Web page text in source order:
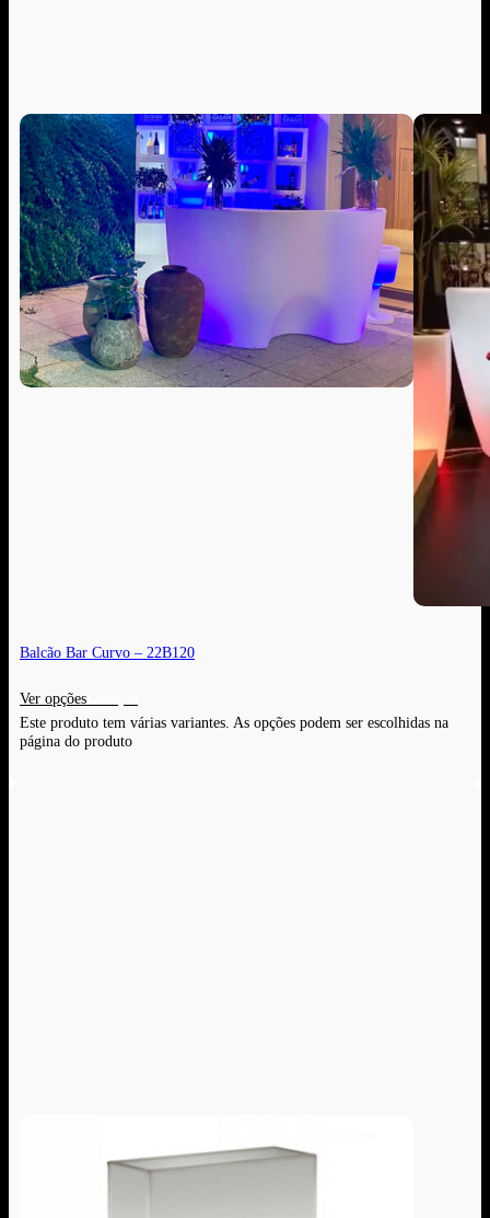
Balcão Bar Curvo – 22B120
Ver opções
Este produto tem várias variantes. As opções podem ser escolhidas na
página do produto